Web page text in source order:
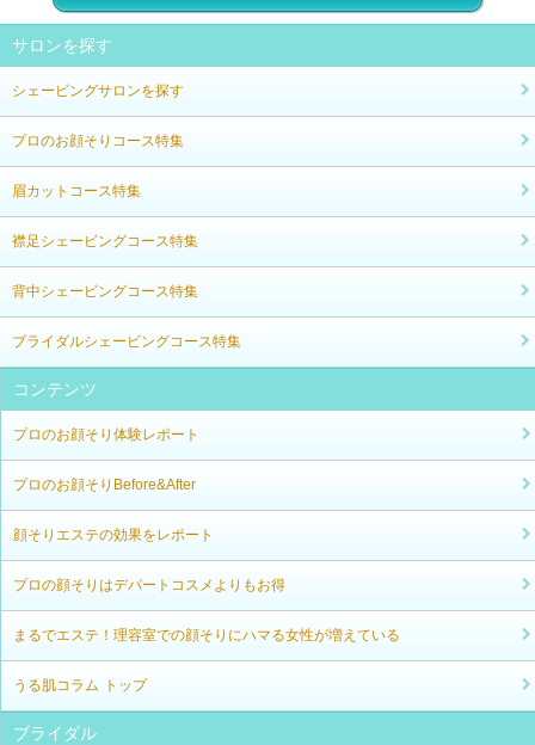
サロンを探す
シェービングサロンを探す
プロのお顔そりコース特集
眉カットコース特集
襟足シェービングコース特集
背中シェービングコース特集
ブライダルシェービングコース特集
コンテンツ
プロのお顔そり体験レポート
プロのお顔そりBefore&After
顔そりエステの効果をレポート
プロの顔そりはデパートコスメよりもお得
まるでエステ！理容室での顔そりにハマる女性が増えている
うる肌コラム トップ
ブライダル